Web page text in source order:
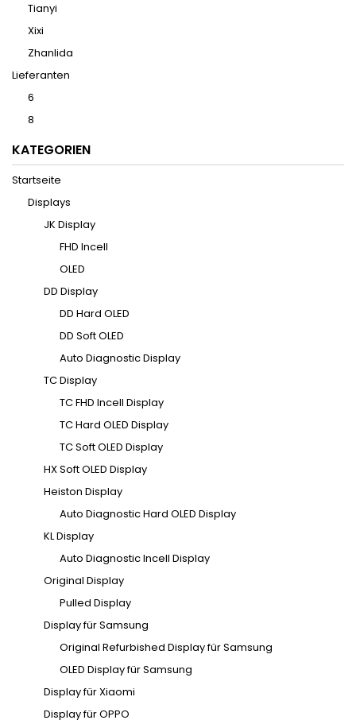
Tianyi
Xixi
Zhanlida
Lieferanten
6
8
KATEGORIEN
Startseite
Displays
JK Display
FHD Incell
OLED
DD Display
DD Hard OLED
DD Soft OLED
Auto Diagnostic Display
TC Display
TC FHD Incell Display
TC Hard OLED Display
TC Soft OLED Display
HX Soft OLED Display
Heiston Display
Auto Diagnostic Hard OLED Display
KL Display
Auto Diagnostic Incell Display
Original Display
Pulled Display
Display für Samsung
Original Refurbished Display für Samsung
OLED Display für Samsung
Display für Xiaomi
Display für OPPO